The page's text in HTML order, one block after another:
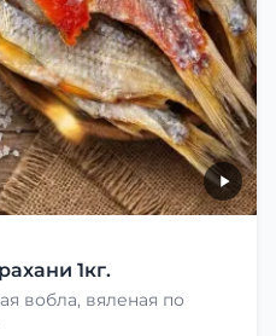
1кг.
вобла, вяленая по